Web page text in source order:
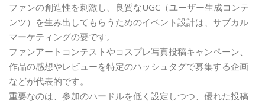
ファンの創造性を刺激し、良質なUGC（ユーザー生成コンテ
ンツ）を生み出してもらうためのイベント設計は、サブカル
マーケティングの要です。
ファンアートコンテストやコスプレ写真投稿キャンペーン、
作品の感想やレビューを特定のハッシュタグで募集する企画
などが代表的です。
重要なのは、参加のハードルを低く設定しつつ、優れた投稿